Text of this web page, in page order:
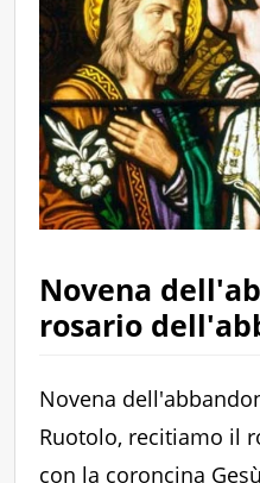
Novena
rosario
Novena
Ruotolo, recitiamo il
con la coroncina